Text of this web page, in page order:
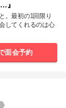
』
。最初の1回限り
してくれるのは心
面会予約